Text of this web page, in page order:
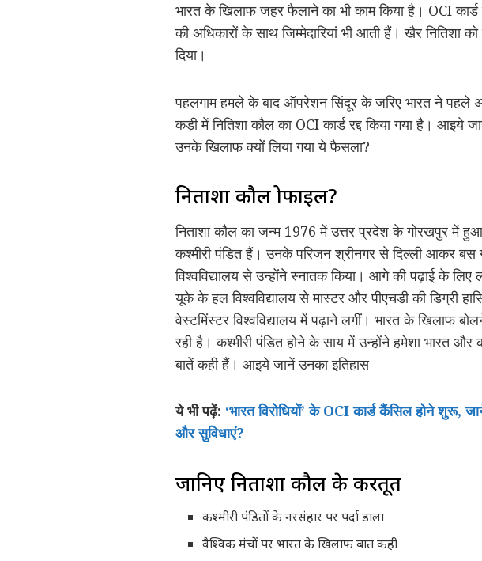
भारत के खिलाफ जहर फैलाने का भी काम किया है। OCI कार्ड
की अधिकारों के साथ जिम्मेदारियां भी आती हैं। खैर नितिशा
दिया।
पहलगाम हमले के बाद ऑपरेशन सिंदूर के जरिए भारत ने पहले
कड़ी में नितिशा कौल का OCI कार्ड रद्द किया गया है।
उनके खिलाफ क्यों लिया गया ये फैसला?
निताशा कौल प्रोफाइल?
निताशा कौल का जन्म 1976 में उत्तर प्रदेश के गोरखपुर में
कश्मीरी पंडित हैं। उनके परिजन श्रीनगर से दिल्ली आकर बस
विश्वविद्यालय से उन्होंने स्नातक किया। आगे की पढ़ाई के लिए
यूके के हल विश्वविद्यालय से मास्टर और पीएचडी की डिग्री
वेस्टमिंस्टर विश्वविद्यालय में पढ़ाने लगीं। भारत के खिलाफ
रही है। कश्मीरी पंडित होने के साय में उन्होंने हमेशा भारत
बातें कही हैं। आइये जानें उनका इतिहास
ये भी पढ़ें: ‘भारत विरोधियों’ के OCI कार्ड कैंसिल होने शुरू,
और सुविधाएं?
जानिए निताशा कौल के करतूत
कश्मीरी पंडितों के नरसंहार पर पर्दा डाला
वैश्विक मंचों पर भारत के खिलाफ बात कही